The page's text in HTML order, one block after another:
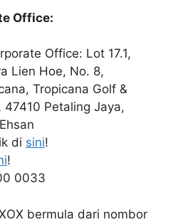
Office:
Office: Lot 17.1,
Lien Hoe, No. 8,
Tropicana Golf &
47410 Petaling Jaya,
di sini!
!
0033
bermula dari nombor